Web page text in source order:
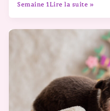
Semaine 1Lire la suite »